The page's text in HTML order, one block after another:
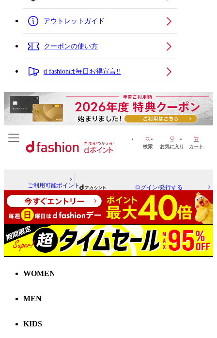
アウトレットガイド
クーポンの使い方
d fashionは毎日お得宣言!!
検索 お気に入り カート
ご利用可能ポイント ログイン/発行する
WOMEN
MEN
KIDS